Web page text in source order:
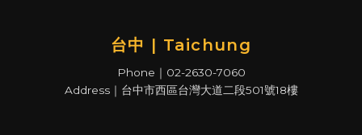
台中 | Taichung
Phone｜02-2630-7060
Address｜台中市西區台灣大道二段501號18樓